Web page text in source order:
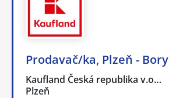
Prodavač/ka, Plzeň - Bory
Kaufland Česká republika v.o…
Plzeň